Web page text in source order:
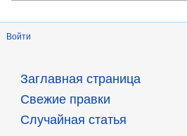
Войти
Заглавная страница
Свежие правки
Случайная статья